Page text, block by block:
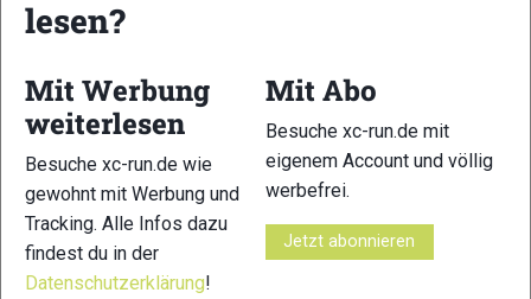
lesen?
Mit Werbung
weiterlesen
Besuche xc-run.de wie
gewohnt mit Werbung und
Tracking. Alle Infos dazu
findest du in der
Datenschutzerklärung!
Mit Abo
Besuche xc-run.de mit
eigenem Account und völlig
werbefrei.
Jetzt abonnieren